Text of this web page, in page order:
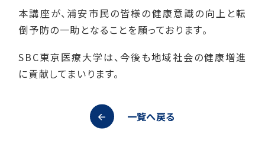
本講座が、浦安市民の皆様の健康意識の向上と転
倒予防の一助となることを願っております。
SBC東京医療大学は、今後も地域社会の健康増進
に貢献してまいります。
一覧へ戻る